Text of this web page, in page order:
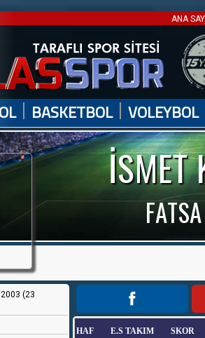
ANA
| BASKETBOL | VOLEYBOL
İSMET
(23
HAF E.S TAKIM SKOR